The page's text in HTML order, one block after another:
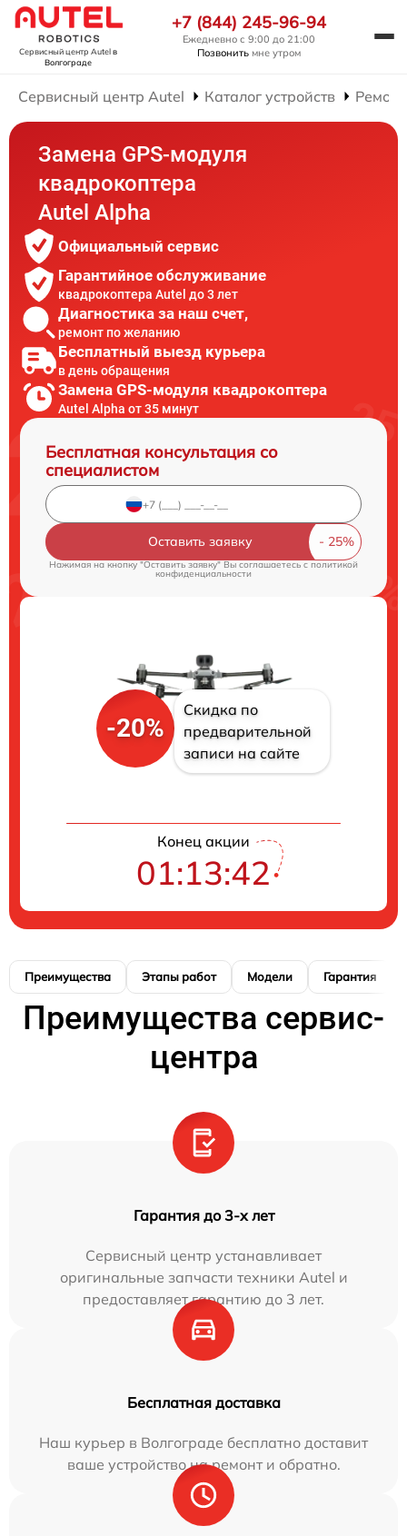
Сервисный центр Autelв
Волгограде
+7 (844) 245-96-94
Ежедневно с 9:00 до 21:00
Позвонить мне утром
Сервисный центр Autel Каталог устройств
Замена GPS-модуля
квадрокоптера
Autel Alpha
Официальный сервис
Гарантийное обслуживание
квадрокоптера Autel до 3 лет
Диагностика за наш счет,
ремонт по желанию
Бесплатный выезд курьера
в день обращения
Замена GPS-модуля квадрокоптера
Autel Alpha от 35 минут
Бесплатная консультация со
специалистом
Оставить заявку
Нажимая на кнопку "Оставить заявку" Вы соглашаетесь c политикой
конфиденциальности
-20%
Скидка по
предварительной
записи на сайте
Конец акции
01:13:42
Преимущества Этапы работ Модели Гарантия
Преимущества сервис-
центра
Гарантия до 3-х лет
Сервисный центр устанавливает
оригинальные запчасти техники Autel и
предоставляет гарантию до 3 лет.
Бесплатная доставка
Наш курьер в Волгограде бесплатно доставит
ваше устройство на ремонт и обратно.